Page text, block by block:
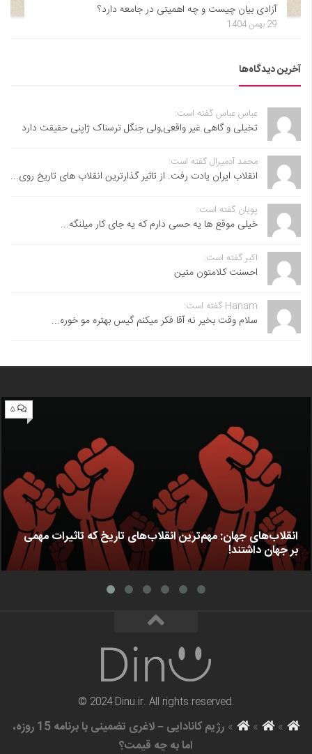
آزادی بیان چیست و چه اهمیتی در جامعه دارد؟
29 بهمن 1404
آخرین دیدگاه‌ها
عباس عباس گفته است:
تخیلی و گاهی غیر واقعی,ولی جنگل ترسناک ژاپنی حقیقت دارد
محمد آدمیرال گفته است:
انقلاب ایران یادت رفت. از تاثیر گذارترین انقلاب های تاریخ روی...
پویان گفته است:
خیلی موقع ها یه حسی دارم که یه جای کار میلنگه...
اکبر گفته است:
احسنت ‌کلامتون متین
Hanam گفته است:
سلام وقت بخیر نه آقا فکر میکنم گیس بهتره مو خوره...
۵
انقلاب‌های جهان: مهم‌ترین انقلاب‌های تاریخ که تاثیرات مهمی
بر جهان داشتند!
© 2024 Dinu.ir. All rights reserved.
»
»
»
رژیم کانادایی – لاغری تضمینی با برنامه 15 روزه،
اما به چه قیمت؟